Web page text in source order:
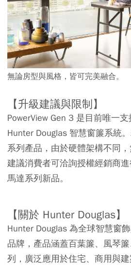
無論房型與風格，皆可完美融合。
【升級建議與限制】
PowerView Gen 3 是目前唯一
Hunter Douglas 智慧窗簾系統
系列產品，由於硬體架構不同，
建議消費者可洽詢授權經銷商
馬達系列新品。
【關於 Hunter Douglas】
Hunter Douglas 為全球智慧窗
品牌，產品涵蓋百葉簾、風琴
列，廣泛應用於住宅、商用與